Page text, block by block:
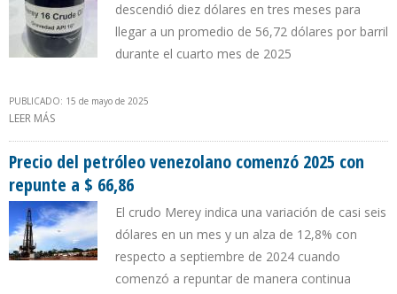
descendió diez dólares en tres meses para
llegar a un promedio de 56,72 dólares por barril
durante el cuarto mes de 2025
PUBLICADO: 15 de mayo de 2025
LEER MÁS
Precio del petróleo venezolano comenzó 2025 con
repunte a $ 66,86
El crudo Merey indica una variación de casi seis
dólares en un mes y un alza de 12,8% con
respecto a septiembre de 2024 cuando
comenzó a repuntar de manera continua